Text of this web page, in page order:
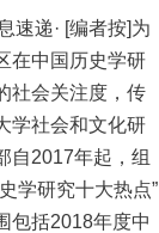
速递· [编者按]为
在中国历史学研
社会关注度，传
学社会和文化研
自2017年起，组
学研究十大热点”
包括2018年度中